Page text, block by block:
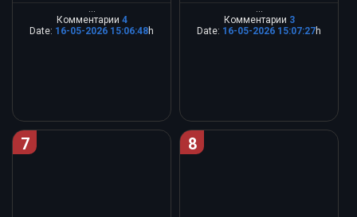
...
Комментарии 4
Date: 16-05-2026 15:06:48h
...
Комментарии 3
Date: 16-05-2026 15:07:27h
7 8